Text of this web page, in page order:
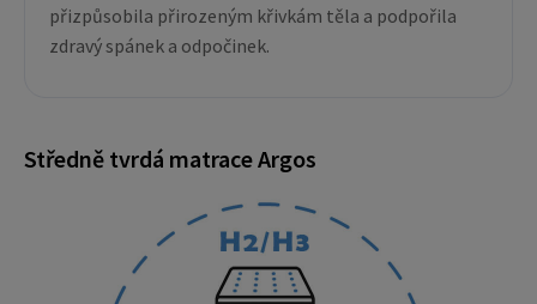
přizpůsobila přirozeným křivkám těla a podpořila
zdravý spánek a odpočinek.
Středně tvrdá matrace Argos